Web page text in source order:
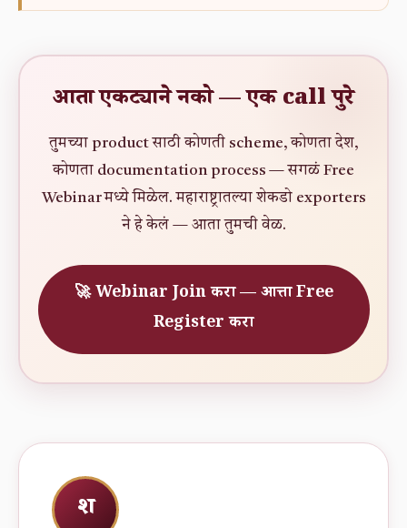
आता एकट्याने नको — एक call पुरे
तुमच्या product साठी कोणती scheme, कोणता देश,
कोणता documentation process — सगळं Free
Webinar मध्ये मिळेल. महाराष्ट्रातल्या शेकडो exporters
ने हे केलं — आता तुमची वेळ.
🚀 Webinar Join करा — आत्ता Free
Register करा
श